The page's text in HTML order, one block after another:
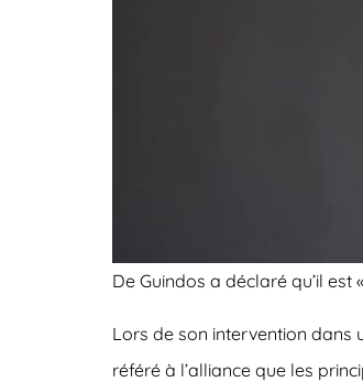
De Guindos a déclaré qu’il
Lors de son intervention dans
référé à l’alliance que les